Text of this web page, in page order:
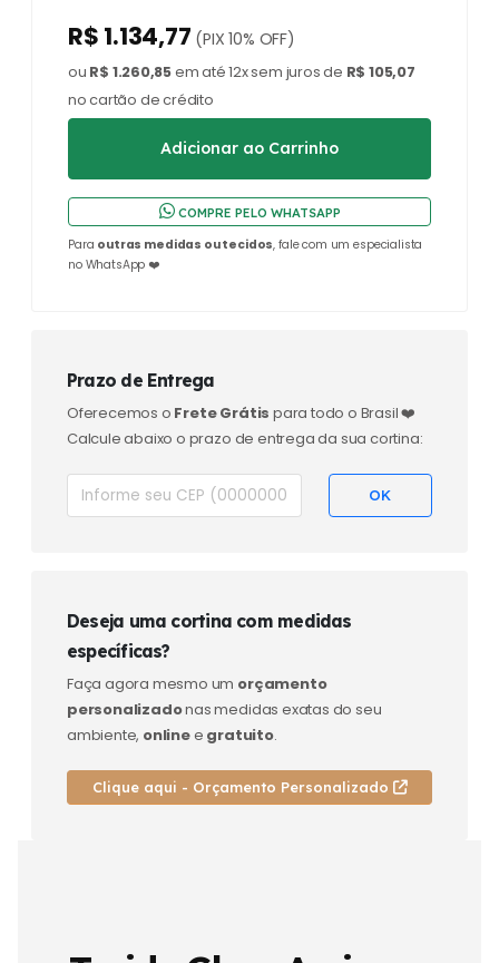
R$ 1.134,77 (PIX 10% OFF)
ou R$ 1.260,85em até 12x sem juros de R$ 105,07
no cartão de crédito
COMPRE PELO WHATSAPP
Para outras medidas ou tecidos, fale com um especialista
no WhatsApp ❤️
Prazo de Entrega
Oferecemos o Frete Grátis para todo o Brasil ❤️
Calcule abaixo o prazo de entrega da sua cortina:
Deseja uma cortina com medidas
específicas?
Faça agora mesmo um orçamento
personalizadonas medidas exatas do seu
ambiente, onlinee gratuito.
Clique aqui - Orçamento Personalizado